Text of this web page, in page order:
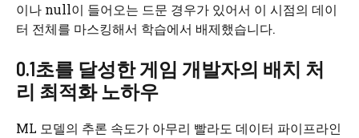
이나 null이 들어오는 드문 경우가 있어서 이 시점의 데이
터 전체를 마스킹해서 학습에서 배제했습니다.
0.1초를 달성한 게임 개발자의 배치 처
리 최적화 노하우
ML 모델의 추론 속도가 아무리 빨라도 데이터 파이프라인